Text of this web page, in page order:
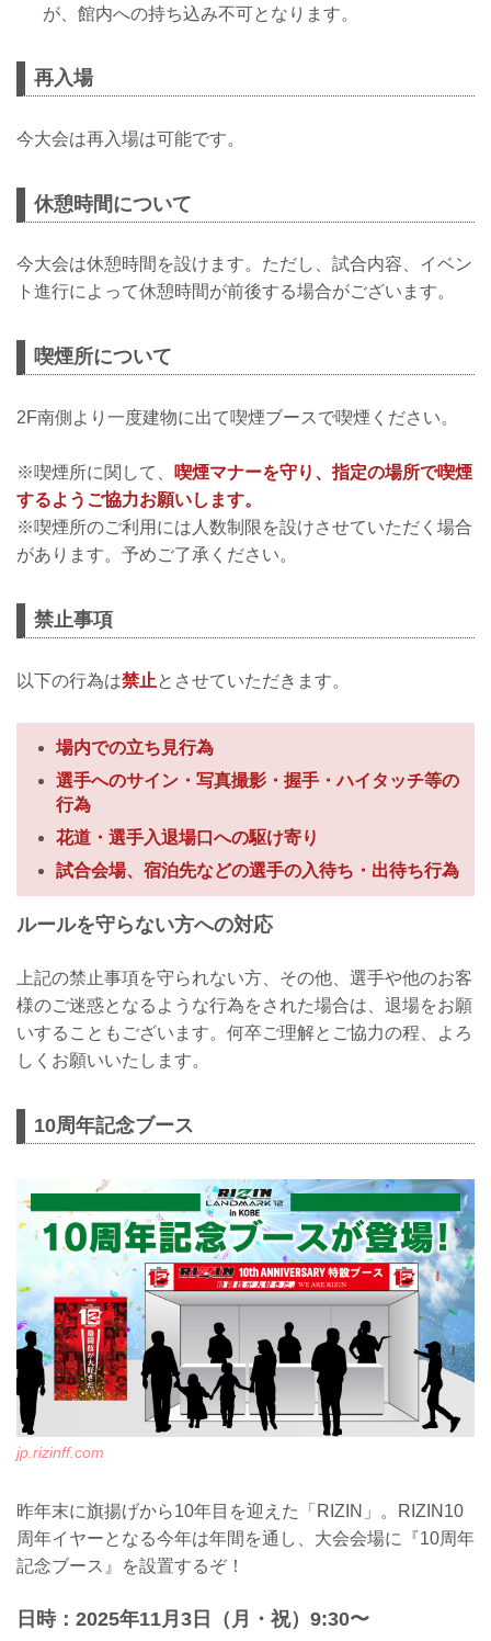
が、館内への持ち込み不可となります。
再入場
今大会は再入場は可能です。
休憩時間について
今大会は休憩時間を設けます。ただし、試合内容、イベン
ト進行によって休憩時間が前後する場合がございます。
喫煙所について
2F南側より一度建物に出て喫煙ブースで喫煙ください。
※喫煙所に関して、 喫煙マナーを守り、指定の場所で喫煙
するようご協力お願いします。
※喫煙所のご利用には人数制限を設けさせていただく場合
があります。予めご了承ください。
禁止事項
以下の行為は禁止とさせていただきます。
場内での立ち見行為
選手へのサイン・写真撮影・握手・ハイタッチ等の
行為
花道・選手入退場口への駆け寄り
試合会場、宿泊先などの選手の入待ち・出待ち行為
ルールを守らない方への対応
上記の禁止事項を守られない方、その他、選手や他のお客
様のご迷惑となるような行為をされた場合は、退場をお願
いすることもございます。何卒ご理解とご協力の程、よろ
しくお願いいたします。
10周年記念ブース
jp.rizinff.com
昨年末に旗揚げから10年目を迎えた「RIZIN」。RIZIN10
周年イヤーとなる今年は年間を通し、大会会場に『10周年
記念ブース』を設置するぞ！
日時：2025年11月3日（月・祝）9:30〜